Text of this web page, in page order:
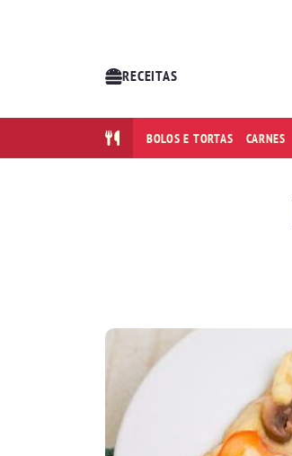
RECEITAS
BOLOS E TORTAS CARNES